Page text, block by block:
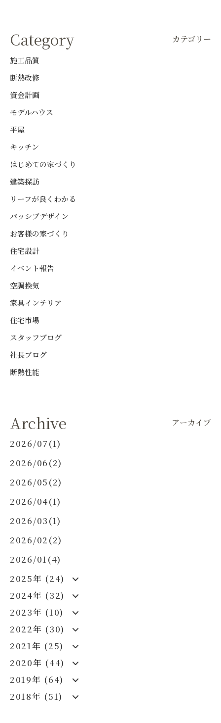
Category カテゴリー
施工品質
断熱改修
資金計画
モデルハウス
平屋
キッチン
はじめての家づくり
建築探訪
リーフが良くわかる
パッシブデザイン
お客様の家づくり
住宅設計
イベント報告
空調換気
家具インテリア
住宅市場
スタッフブログ
社長ブログ
断熱性能
Archive アーカイブ
2026/07(1)
2026/06(2)
2026/05(2)
2026/04(1)
2026/03(1)
2026/02(2)
2026/01(4)
2025年 (24)
2024年 (32)
2023年 (10)
2022年 (30)
2021年 (25)
2020年 (44)
2019年 (64)
2018年 (51)